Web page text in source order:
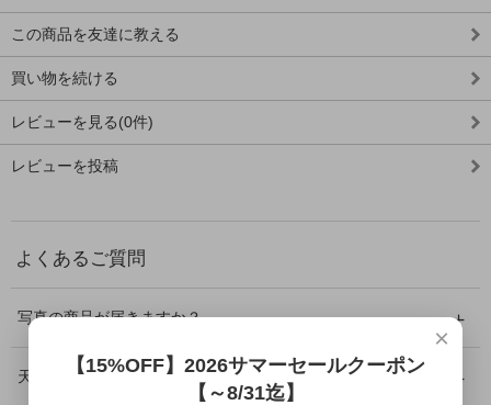
この商品を友達に教える
買い物を続ける
レビューを見る(0件)
レビューを投稿
よくあるご質問
写真の商品が届きますか？
天然石に傷やクラックはありますか？
×
【15%OFF】2026サマーセールクーポン
【～8/31迄】